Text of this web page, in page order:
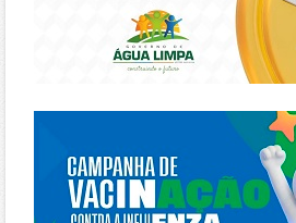
https://piracanjuba.go.gov.br/